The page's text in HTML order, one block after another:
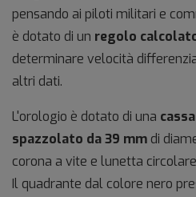
pensando ai piloti militari e
è dotato di un regolo
determinare velocità
altri dati.
L'orologio è dotato di una
spazzolato da 39 mm di
corona a vite e lunetta
Il quadrante dal colore nero